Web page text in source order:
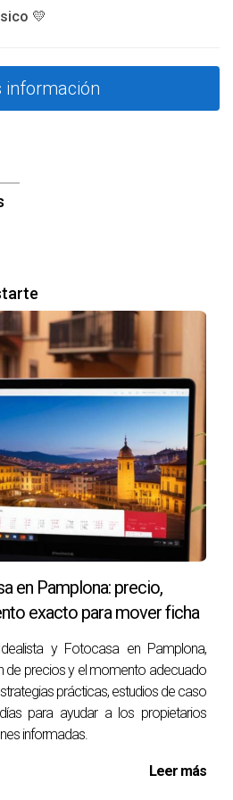
registrales.
de venta - (Comisión +
- (10,500 + 5,000) =
inmueble heredado
la venta de un inmueble
este inmueble tiene un valor
En este caso particular,
gastos adicionales
inmobiliario: 3% del precio de
y donaciones.
registrales.
8,000 euros debido a la herencia,
de venta - (Comisión +
💛
información
en Pamplona: precio,
exacto para mover ficha
y Fotocasa en Pamplona,
de precios y el momento adecuado
prácticas, estudios de caso
para ayudar a los propietarios
informadas.
Leer más